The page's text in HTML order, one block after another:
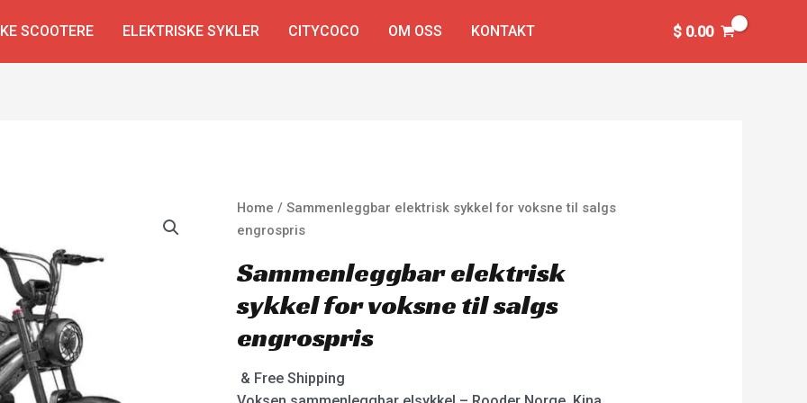
SCOOTERE ELEKTRISKE SYKLER CITYCOCO OM OSS KONTAKT $0.00
Home / Sammenleggbar elektrisk sykkel for voksne til salgs
engrospris
Sammenleggbar elektrisk
sykkel for voksne til salgs
engrospris
& Free Shipping